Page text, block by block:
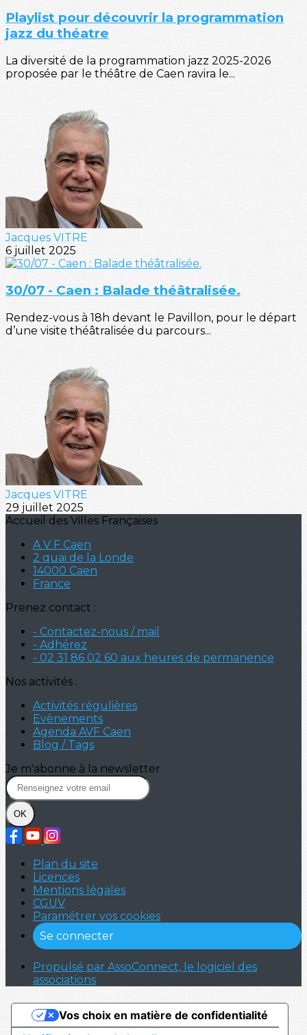
Playlist pour découvrir la programmation
jazz du théatre
La diversité de la programmation jazz 2025-2026
proposée par le théâtre de Caen ravira le...
Jacques VITRE
6 juillet 2025
30/07 - Caen : Balade théâtralisée.
Rendez-vous à 18h devant le Pavillon, pour le départ
d’une visite théâtralisée du parcours...
Jacques VITRE
29 juillet 2025
Accueil des Villes Françaises
A V F Caen
2 quai de la Londe
14000 Caen
France
Prenez contact :
- Contactez-nous / mail
- Adhérez
- 02 31 86 02 60 aux heures de permanence
Nos activités :
Activités régulières
Evènements
Agenda AVF Caen
Blog / Tags
Je m'abonne à la newsletter
OK
Plan du site
Licences
Mentions légales
CGUV
Paramétrer vos cookies
Se connecter
Propulsé par AssoConnect, le logiciel des
associations
Vos choix en matière de confidentialité